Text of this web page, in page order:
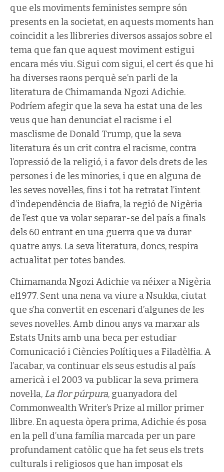
que els moviments feministes sempre són
presents en la societat, en aquests moments han
coincidit a les llibreries diversos assajos sobre el
tema que fan que aquest moviment estigui
encara més viu. Sigui com sigui, el cert és que hi
ha diverses raons perquè se’n parli de la
literatura de Chimamanda Ngozi Adichie.
Podríem afegir que la seva ha estat una de les
veus que han denunciat el racisme i el
masclisme de Donald Trump, que la seva
literatura és un crit contra el racisme, contra
l’opressió de la religió, i a favor dels drets de les
persones i de les minories, i que en alguna de
les seves novel·les, fins i tot ha retratat l’intent
d’independència de Biafra, la regió de Nigèria
de l’est que va volar separar-se del país a finals
dels 60 entrant en una guerra que va durar
quatre anys. La seva literatura, doncs, respira
actualitat per totes bandes.
Chimamanda Ngozi Adichie va néixer a Nigèria
el1977. Sent una nena va viure a Nsukka, ciutat
que s’ha convertit en escenari d’algunes de les
seves novel·les. Amb dinou anys va marxar als
Estats Units amb una beca per estudiar
Comunicació i Ciències Polítiques a Filadèlfia. A
l’acabar, va continuar els seus estudis al país
americà i el 2003 va publicar la seva primera
novel·la, La flor púrpura, guanyadora del
Commonwealth Writer’s Prize al millor primer
llibre. En aquesta òpera prima, Adichie és posa
en la pell d’una família marcada per un pare
profundament catòlic que ha fet seus els trets
culturals i religiosos que han imposat els